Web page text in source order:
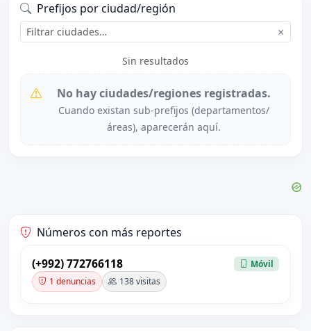
Prefijos por ciudad/región
×
Sin resultados
No hay ciudades/regiones registradas.
Cuando existan sub-prefijos (departamentos/
áreas), aparecerán aquí.
Números con más reportes
(+992) 772766118
Móvil
1 denuncias
138 visitas